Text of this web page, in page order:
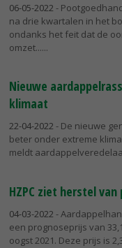
06-05-2022 -
na drie kwartalen in het
ondanks het feit dat de
omzet...
Nieuwe
klimaat
22-04-2022 - De nieuwe
beter onder extreme
meldt
HZPC ziet herstel
04-03-2022 -
een prognoseprijs van
oogst 2021. Deze prijs is